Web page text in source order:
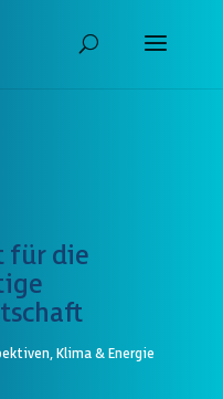
für die
, Klima & Energie